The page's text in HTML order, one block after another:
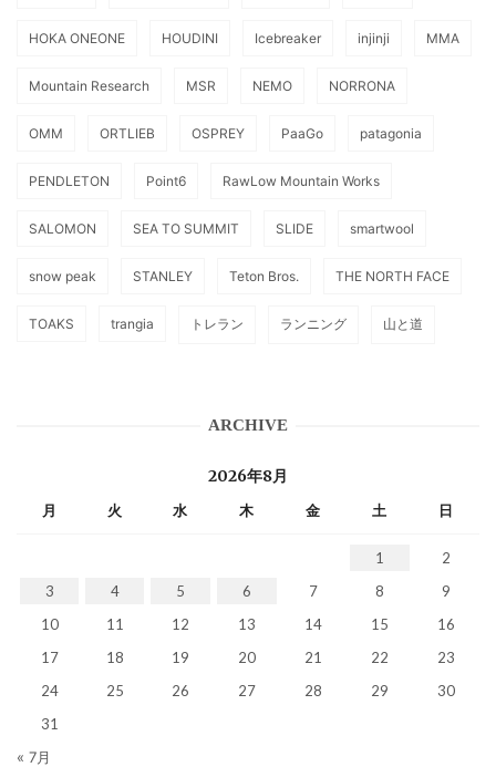
HOKA ONEONE HOUDINI Icebreaker injinji MMA
Mountain Research MSR NEMO NORRONA
OMM ORTLIEB OSPREY PaaGo patagonia
PENDLETON Point6 RawLow Mountain Works
SALOMON SEA TO SUMMIT SLIDE smartwool
snow peak STANLEY Teton Bros. THE NORTH FACE
TOAKS trangia トレラン ランニング 山と道
ARCHIVE
2026年8月
月 火 水 木 金 土 日
1
2
3
4 5 6 7 8
9
10
11 12 13 14 15
16
17
18 19 20 21 22
23
24
25 26 27 28 29
30
31
« 7月